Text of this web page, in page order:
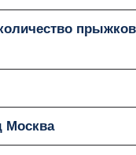
прыжков
Москва